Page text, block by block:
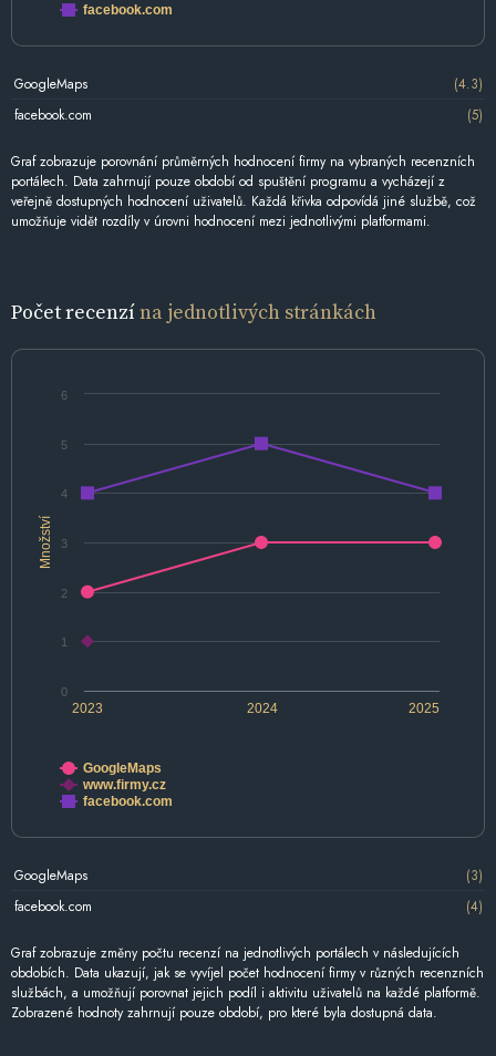
facebook.com
GoogleMaps
(4.3)
facebook.com
(5)
Graf zobrazuje porovnání průměrných hodnocení firmy na vybraných recenzních
portálech. Data zahrnují pouze období od spuštění programu a vycházejí z
veřejně dostupných hodnocení uživatelů. Každá křivka odpovídá jiné službě, což
umožňuje vidět rozdíly v úrovni hodnocení mezi jednotlivými platformami.
Počet recenzína jednotlivých stránkách
Množství
2023 2024 2025
0
1
2
3
4
5
6
GoogleMaps
www.firmy.cz
facebook.com
GoogleMaps
(3)
facebook.com
(4)
Graf zobrazuje změny počtu recenzí na jednotlivých portálech v následujících
obdobích. Data ukazují, jak se vyvíjel počet hodnocení firmy v různých recenzních
službách, a umožňují porovnat jejich podíl i aktivitu uživatelů na každé platformě.
Zobrazené hodnoty zahrnují pouze období, pro které byla dostupná data.